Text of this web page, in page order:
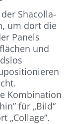
Shacolla-
um dort die
Panels
und
Kombination
für „Bild“
„Collage“.